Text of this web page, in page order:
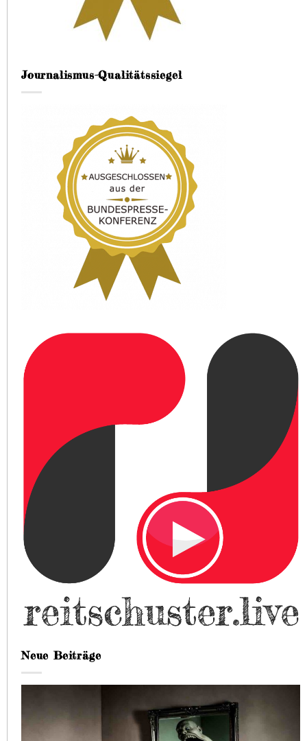
Journalismus-Qualitätssiegel
Neue Beiträge